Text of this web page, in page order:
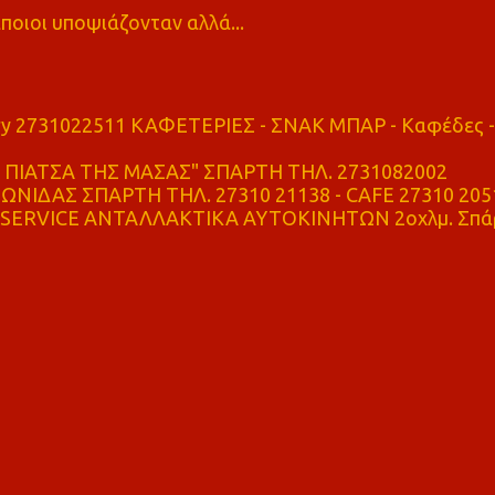
υποψιάζονταν αλλά...
2731022511 ΚΑΦΕΤΕΡΙΕΣ - ΣΝΑΚ ΜΠΑΡ - Καφέδες -
ΤΗΣ ΜΑΣΑΣ" ΣΠΑΡΤΗ ΤΗΛ. 2731082002
ΣΠΑΡΤΗ ΤΗΛ. 27310 21138 - CAFE 27310
ΑΝΤΑΛΛΑΚΤΙΚΑ ΑΥΤΟΚΙΝΗΤΩΝ 2οχλμ.